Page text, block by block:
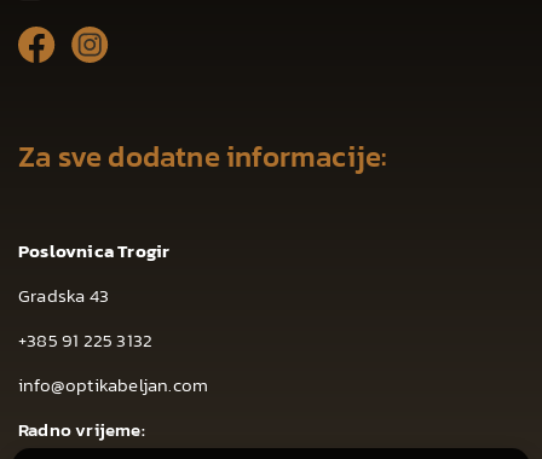
Za sve dodatne informacije:
Poslovnica Trogir
Gradska 43
+385 91 225 3132
info@optikabeljan.com
Radno vrijeme: